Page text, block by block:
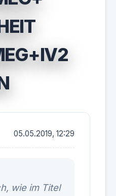
05.05.2019, 12:29
wie im Titel